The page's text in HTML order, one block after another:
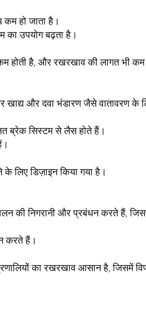
हो जाता है।
का उपयोग बढ़ता है।
होती है, और रखरखाव की लागत भी कम
खाद्य और दवा भंडारण जैसे वातावरण के
ब्रेक सिस्टम से लैस होते हैं।
लिए डिज़ाइन किया गया है।
की निगरानी और प्रबंधन करते हैं,
करते हैं।
का रखरखाव आसान है, जिसमें